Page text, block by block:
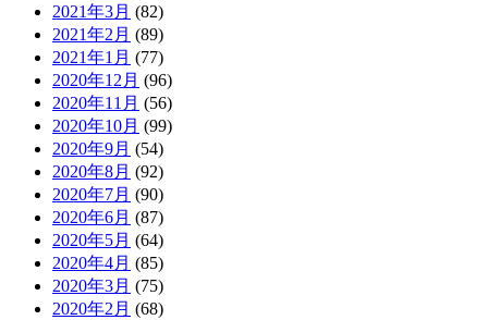
2021年3月 (82)
2021年2月 (89)
2021年1月 (77)
2020年12月 (96)
2020年11月 (56)
2020年10月 (99)
2020年9月 (54)
2020年8月 (92)
2020年7月 (90)
2020年6月 (87)
2020年5月 (64)
2020年4月 (85)
2020年3月 (75)
2020年2月 (68)